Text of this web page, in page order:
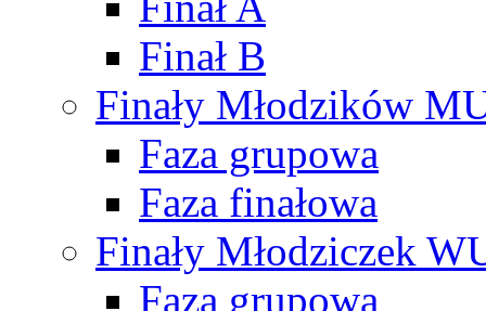
Finał B
Finały Młodzików
Faza grupowa
Faza finałowa
Finały Młodziczek
Faza grupowa